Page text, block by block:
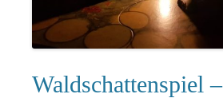
Waldschattenspiel –